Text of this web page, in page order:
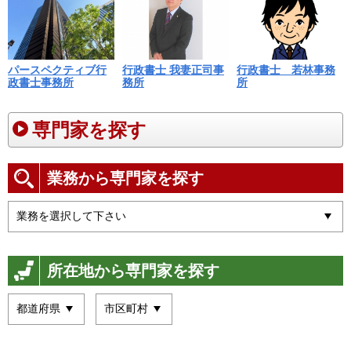
パースペクティブ行
政書士事務所
行政書士 我妻正司事
務所
行政書士 若林事務
所
専門家を探す
業務から専門家を探す
所在地から専門家を探す